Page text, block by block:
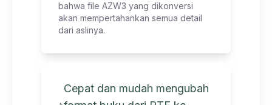
bahwa file AZW3 yang dikonversi
akan mempertahankan semua detail
dari aslinya.
Cepat dan mudah mengubah